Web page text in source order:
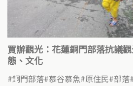
買辦觀光：花蓮銅門部落抗議
態、文化
銅門部落 慕谷慕魚 原住民 部落